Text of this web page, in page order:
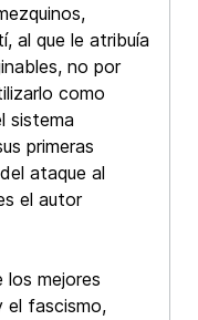
al que le atribuía
no por
como
sistema
primeras
ataque al
el autor
los mejores
el fascismo,